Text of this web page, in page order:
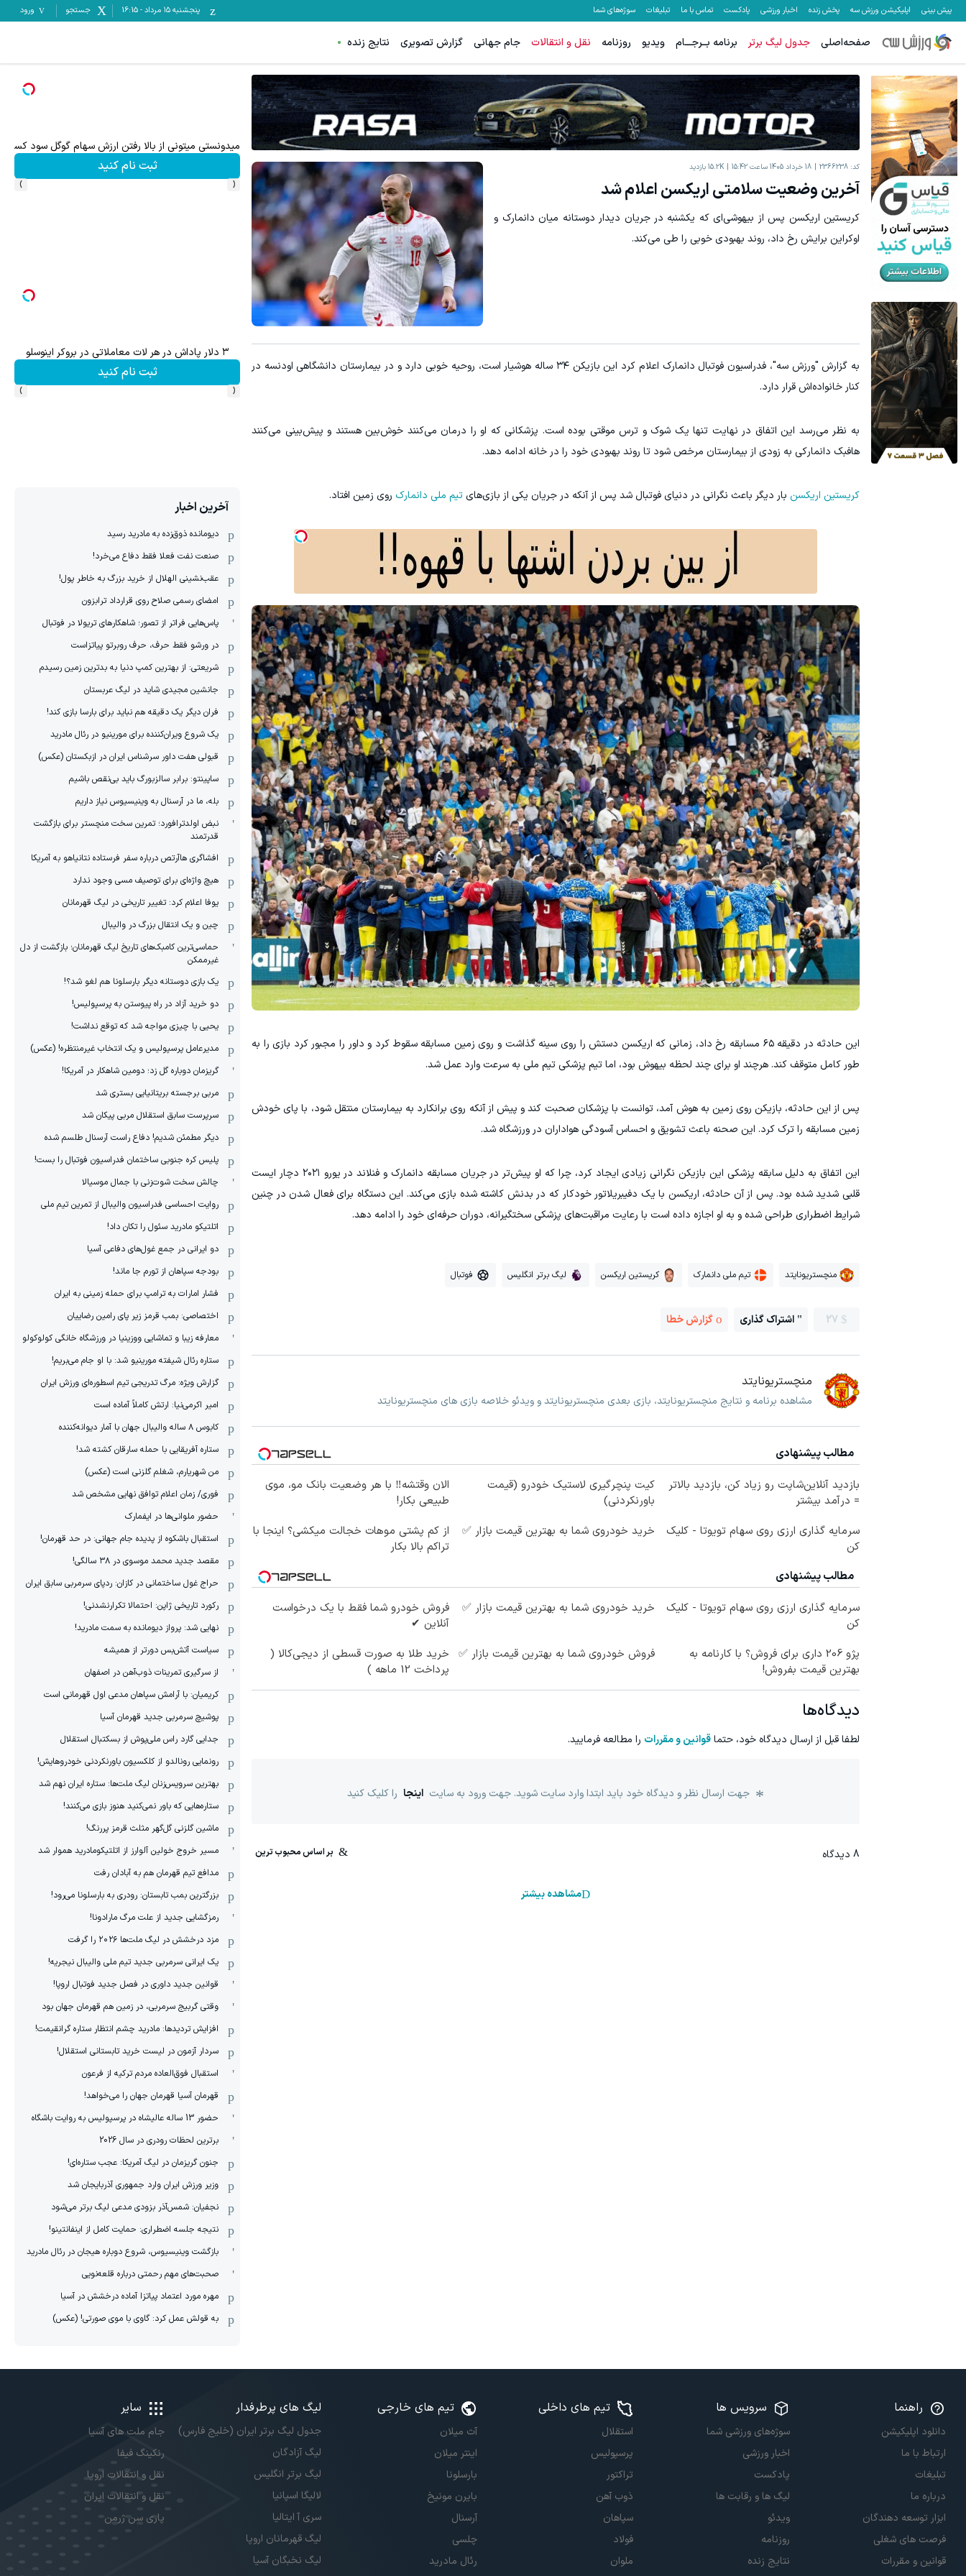
پیش بینی اپلیکیشن ورزش سه پخش زنده اخبار ورزشی پادکست تماس با ما تبلیغات سوژه‌های شما پنجشنبه ۱۵ مرداد -
16:15 جستجو ورود
صفحه‌اصلی جدول لیگ برتر برنامه بــرجـــام ویدیو روزنامه نقل و انتقالات جام جهانی گزارش تصویری نتایج زنده
کد: 2366238 18 خرداد 1405 ساعت 15:42 15.2K بازدید
آخرین وضعیت سلامتی اریکسن اعلام شد
کریستین اریکسن پس از بیهوشی‌ای که یکشنبه در جریان دیدار دوستانه میان دانمارک و
اوکراین برایش رخ داد، روند بهبودی خوبی را طی می‌کند.
به گزارش "ورزش سه"، فدراسیون فوتبال دانمارک اعلام کرد این بازیکن ۳۴ ساله هوشیار است، روحیه خوبی دارد و در بیمارستان دانشگاهی اودنسه در
کنار خانواده‌اش قرار دارد.
به نظر می‌رسد این اتفاق در نهایت تنها یک شوک و ترس موقتی بوده است. پزشکانی که او را درمان می‌کنند خوش‌بین هستند و پیش‌بینی می‌کنند
هافبک دانمارکی به زودی از بیمارستان مرخص شود تا روند بهبودی خود را در خانه ادامه دهد.
کریستین اریکسن بار دیگر باعث نگرانی در دنیای فوتبال شد پس از آنکه در جریان یکی از بازی‌هایتیم ملی دانمارک روی زمین افتاد.
این حادثه در دقیقه ۶۵ مسابقه رخ داد، زمانی که اریکسن دستش را روی سینه گذاشت و روی زمین مسابقه سقوط کرد و داور را مجبور کرد بازی را به
طور کامل متوقف کند. هرچند او برای چند لحظه بیهوش بود، اما تیم پزشکی تیم ملی به سرعت وارد عمل شد.
پس از این حادثه، بازیکن روی زمین به هوش آمد، توانست با پزشکان صحبت کند و پیش از آنکه روی برانکارد به بیمارستان منتقل شود، با پای خودش
زمین مسابقه را ترک کرد. این صحنه باعث تشویق و احساس آسودگی هواداران در ورزشگاه شد.
این اتفاق به دلیل سابقه پزشکی این بازیکن نگرانی زیادی ایجاد کرد، چرا که او پیش‌تر در جریان مسابقه دانمارک و فنلاند در یورو ۲۰۲۱ دچار ایست
قلبی شدید شده بود. پس از آن حادثه، اریکسن با یک دفیبریلاتور خودکار که در بدنش کاشته شده بازی می‌کند. این دستگاه برای فعال شدن در چنین
شرایط اضطراری طراحی شده و به او اجازه داده است با رعایت مراقبت‌های پزشکی سختگیرانه، دوران حرفه‌ای خود را ادامه دهد.
منچستریونایتد تیم ملی دانمارک کریستین اریکسن لیگ برتر انگلیس فوتبال
27 اشتراک گذاری گزارش خطا
منچستریونایتد
مشاهده برنامه و نتایج منچستریونایتد، بازی بعدی منچستریونایتد و ویدئو خلاصه بازی های منچستریونایتد
مطالب پیشنهادی
بازدید آنلاین‌شاپت رو زیاد کن، بازدید بالاتر
= درآمد بیشتر
کیت پنچرگیری لاستیک خودرو (قیمت
باورنکردنی)
الان وقتشه‼️ با هر وضعیت بانک مو، موی
طبیعی بکار!
سرمایه گذاری ارزی روی سهام تویوتا - کلیک
کن
خرید خودروی شما به بهترین قیمت بازار ✅
از کم پشتی موهات خجالت میکشی؟ اینجا با
تراکم بالا بکار
مطالب پیشنهادی
سرمایه گذاری ارزی روی سهام تویوتا - کلیک
کن
خرید خودروی شما به بهترین قیمت بازار ✅
فروش خودرو شما فقط با یک درخواست
آنلاین ✔
پژو 206 داری برای فروش؟ با کارنامه به
بهترین قیمت بفروش!
فروش خودروی شما به بهترین قیمت بازار ✅
خرید طلا به صورت قسطی از دیجی‌کالا (
پرداخت 12 ماهه )
دیدگاه‌ها
لطفا قبل از ارسال دیدگاه خود، حتماقوانین و مقررات را مطالعه فرمایید.
جهت ارسال نظر و دیدگاه خود باید ابتدا وارد سایت شوید. جهت ورود به سایت اینجا را کلیک کنید
8 دیدگاه
مشاهده بیشتر
میدونستی میتونی از بالا رفتن ارزش سهام گوگل سود کسب کنی؟
ثبت نام کنید
۵۰ درصد کش بک در حساب معاملاتی ecn بروکر اینوسلو ترید XAUUSD با اسپرد از صفر پیپ
ثبت نام کنید
ترید EURUSD با اسپرد از صفر پیپ
ثبت نام کنید
‹
›
۳ دلار پاداش در هر لات معاملاتی در بروکر اینوسلو
ثبت نام کنید ثبت نام کنید ثبت نام کنید
میدونستی میتونی از بالا رفتن ارزش سهام گوگل سود کسب
ثبت نام کنید
‹
›
آخرین اخبار
دیومانده ذوق‌زده به مادرید رسید
صنعت نفت فعلا فقط دفاع می‌خرد!
عقب‌نشینی الهلال از خرید بزرگ به خاطر پول!
امضای رسمی صلاح روی قرارداد ترابزون
پاس‌هایی فراتر از تصور؛ شاهکارهای تریولا در فوتبال
در ورشو فقط حرف، حرف روبرتو پیاتزاست
شریعتی: از بهترین کمپ‌ دنیا به بدترین زمین‌ رسیدم
جانشین مجیدی شاید در لیگ عربستان
فران دیگر یک دقیقه هم نباید برای بارسا بازی کند!
یک شروع ویران‌کننده برای مورینیو در رئال مادرید
قبولی هفت داور سرشناس ایران در ازبکستان (عکس)
ساپینتو: برابر سالزبورگ باید بی‌نقص باشیم
بله، ما در آرسنال به وینیسیوس نیاز داریم
نبض اولدترافورد؛ تمرین سخت منچستر برای بازگشت
قدرتمند
افشاگری هاآرتص درباره سفر فرستاده نتانیاهو به آمریکا
هیچ واژه‌ای برای توصیف مسی وجود ندارد
یوفا اعلام کرد: تغییر تاریخی در لیگ قهرمانان
چین و یک انتقال بزرگ در والیبال
حماسی‌ترین کامبک‌های تاریخ لیگ قهرمانان؛ بازگشت از دل
غیرممکن
یک بازی دوستانه دیگر بارسلونا هم لغو شد؟!
دو خرید آزاد در راه پیوستن به پرسپولیس!
یحیی با چیزی مواجه شد که توقع نداشت!
مدیرعامل پرسپولیس و یک انتخاب غیرمنتظره! (عکس)
گریزمان دوباره گل زد؛ دومین شاهکار در آمریکا!
مربی برجسته بریتانیایی بستری شد
سرپرست سابق استقلال مربی پیکان شد
دیگر مطمئن شدیم! دفاع راست آرسنال طلسم شده
پلیس کره ‌جنوبی ساختمان فدراسیون فوتبال را بست!
چالش سخت شوت‌زنی با جمال موسیالا
روایت احساسی فدراسیون والیبال از تمرین تیم ملی
اتلتیکو مادرید سئول را تکان داد!
دو ایرانی در جمع غول‌های دفاعی آسیا
بودجه سپاهان از تورم جا ماند!
فشار امارات به ترامپ برای حمله زمینی به ایران
اختصاصی: بمب قرمز زیر پای رامین رضاییان
معارفه زیبا و تماشایی ووزینیا در ورزشگاه خانگی کولوکولو
ستاره رئال شیفته مورینیو شد: با او جام می‌بریم!
گزارش ویژه: مرگ تدریجی تیم اسطوره‌ای ورزش ایران
امیر اکرمی‌نیا: ارتش کاملاً آماده است
کابوس ۸ ساله والیبال جهان با آمار دیوانه‌کننده
ستاره آفریقایی با حمله سارقان کشته شد!
من شهریارم، شغلم گلزنی است (عکس)
فوری/ زمان اعلام توافق نهایی مشخص شد
حضور ملوانی‌ها در ایفمارک
استقبال باشکوه از پدیده جام جهانی: در حد قهرمان!
مقصد جدید محمد موسوی در ٣٨ سالگی!
حراج غول ساختمانی در کازان: ردپای سرمربی سابق ایران
رکورد تاریخی ژاپن: احتمالا تکرارنشدنی!
نهایی شد: پرواز دیومانده به سمت مادرید!
سیاست آتش‌بس دورتر از همیشه
از سرگیری تمرینات ذوب‌آهن در اصفهان
کریمیان: با آرامش سپاهان مدعی اول قهرمانی است
پوشیچ سرمربی جدید قهرمان آسیا
جدایی گارد راس ملی‌پوش از بسکتبال استقلال
رونمایی رونالدو از کلکسیون باورنکردنی خودروهایش!
بهترین سرویس‌زنان لیگ ملت‌ها: ستاره ایران نهم شد
ستاره‌هایی که باور نمی‌کنید هنوز بازی می‌کنند!
ماشین گلزنی گل‌گهر مثلث قرمز پررنگ!
مسیر خروج خولین آلوارز از اتلتیکومادرید هموار شد
مدافع تیم قهرمان هم به آبادان رفت
بزرگترین بمب تابستان: رودری به بارسلونا می‌رود!
رمزگشایی جدید از علت مرگ مارادونا!
مزد درخشش در لیگ ملت‌ها ٢٠٢۶ را گرفت
یک ایرانی سرمربی جدید تیم ملی والیبال نیجریه!
قوانین جدید داوری در فصل جدید فوتبال اروپا!
وقتی گربیج سرمربی، در زمین هم قهرمان جهان بود
افزایش تردیدها: مادرید چشم انتظار ستاره گرانقیمت!
سردار آزمون در لیست خرید تابستانی استقلال!
استقبال فوق‌‌العاده مردم ترکیه از فرعون
قهرمان آسیا قهرمان جهان را می‌خواهد!
حضور 13 ساله عالیشاه در پرسپولیس به روایت باشگاه
برترین لحظات رودری در سال 2026
جنون گریزمان در لیگ آمریکا: عجب ستاره‌ای!
وزیر ورزش ایران وارد جمهوری آذربایجان شد
نجفیان: شمس‌آذر بزودی مدعی لیگ برتر می‌شود
نتیجه جلسه اضطراری: حمایت کامل از اینفانتینو!
بازگشت وینیسیوس، شروع دوباره هیجان در رئال مادرید
صحبت‌های مهم رحمتی درباره قلعه‌نویی
مهره مورد اعتماد پیاتزا آماده درخشش در آسیا
به قولش عمل کرد: گاوی با موی صورتی! (عکس)
راهنما
دانلود اپلیکیشن
ارتباط با ما
تبلیغات
درباره ما
ابزار توسعه دهندگان
فرصت های شغلی
قوانین و مقررات
سرویس ها
سوژه‌های ورزشی شما
اخبار ورزشی
پادکست
لیگ ها و رقابت ها
ویدئو
روزنامه
نتایج زنده
تیم های داخلی
استقلال
پرسپولیس
تراکتور
ذوب آهن
سپاهان
فولاد
ملوان
تیم های خارجی
آث میلان
اینتر میلان
بارسلونا
بایرن مونیخ
آرسنال
چلسی
رئال مادرید
لیگ های پرطرفدار
جدول لیگ برتر ایران (خلیج فارس)
لیگ آزادگان
لیگ برتر انگلیس
لالیگا اسپانیا
سری آ ایتالیا
لیگ قهرمانان اروپا
لیگ نخبگان آسیا
سایر
جام ملت های آسیا
رنکینگ فیفا
نقل و انتقالات اروپا
نقل و انتقالات ایران
پاری سن ژرمن